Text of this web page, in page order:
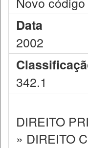
Data
2002
342.1
DIREITO
» DIREITO